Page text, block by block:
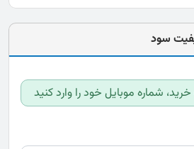
سود
شماره موبایل خود را وارد کنید